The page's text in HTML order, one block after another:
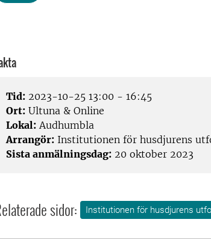
Tid: 2023-10-25 13:00 - 16:45
Ort: Ultuna & Online
Lokal: Audhumbla
Arrangör: Institutionen för husdjurens
Sista anmälningsdag: 20 oktober 2023
sidor: Institutionen för husdjurens